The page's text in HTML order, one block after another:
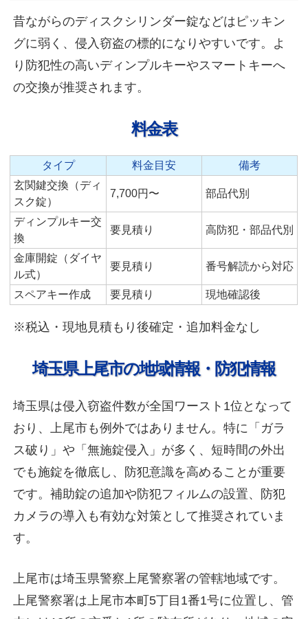
昔ながらのディスクシリンダー錠などはピッキン
グに弱く、侵入窃盗の標的になりやすいです。よ
り防犯性の高いディンプルキーやスマートキーへ
の交換が推奨されます。
料金表
タイプ 料金目安
備考
玄関鍵交換（ディ
スク錠）
7,700円〜 部品代別
ディンプルキー交
換
要見積り 高防犯・部品代別
金庫開錠（ダイヤ
ル式）
要見積り 番号解読から対応
スペアキー作成 要見積り 現地確認後
※税込・現地見積もり後確定・追加料金なし
埼玉県上尾市の地域情報・防犯情報
埼玉県は侵入窃盗件数が全国ワースト1位となって
おり、上尾市も例外ではありません。特に「ガラ
ス破り」や「無施錠侵入」が多く、短時間の外出
でも施錠を徹底し、防犯意識を高めることが重要
です。補助錠の追加や防犯フィルムの設置、防犯
カメラの導入も有効な対策として推奨されていま
す。
上尾市は埼玉県警察上尾警察署の管轄地域です。
上尾警察署は上尾市本町5丁目1番1号に位置し、管